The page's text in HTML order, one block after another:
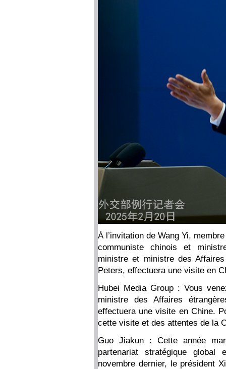
À l’invitation de Wang Yi,
communiste chinois et
ministre et ministre des
Peters, effectuera une visite en
Hubei Media Group : Vous
ministre des Affaires
effectuera une visite en Chine.
cette visite et des attentes de la
Guo Jiakun : Cette année
partenariat stratégique
novembre dernier, le président